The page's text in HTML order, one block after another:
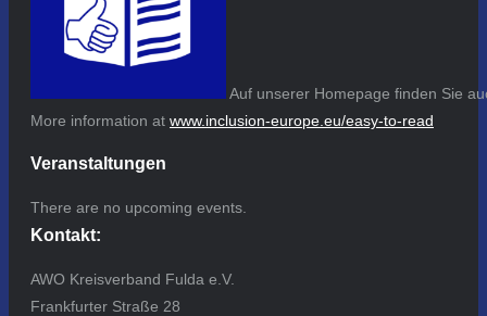
Auf unserer Homepage finden Sie
More information at www.inclusion-europe.eu/easy-to-read
Veranstaltungen
There are no upcoming events.
Kontakt:
AWO Kreisverband Fulda e.V.
Frankfurter Straße 28